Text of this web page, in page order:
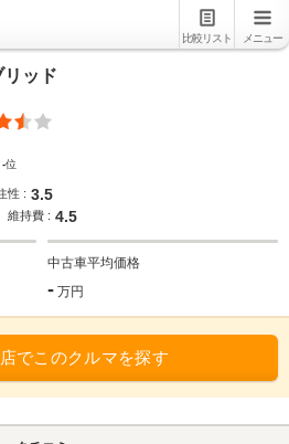
比較リスト メニュー
ッド
-位
性 : 3.5
維持費 : 4.5
中古車平均価格
- 万円
でこのクルマを探す